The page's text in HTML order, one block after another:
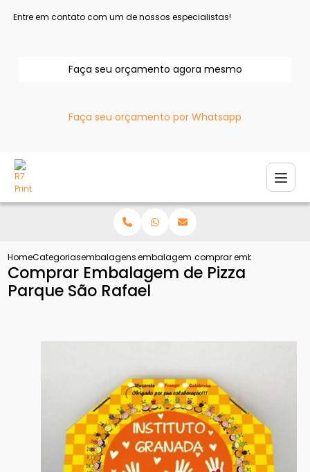
Entre em contato com um de nossos especialistas!
Faça seu orçamento agora mesmo
Faça seu orçamento por Whatsapp
HomeCategoriasembalagens para pizzaembalagem para pizza personalizada
comprar embalagem de
Comprar Embalagem de Pizza
Parque São Rafael